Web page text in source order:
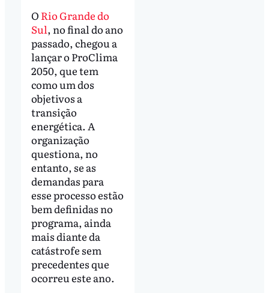
O Rio Grande do
Sul, no final do ano
passado, chegou a
lançar o ProClima
2050, que tem
como um dos
objetivos a
transição
energética. A
organização
questiona, no
entanto, se as
demandas para
esse processo estão
bem definidas no
programa, ainda
mais diante da
catástrofe sem
precedentes que
ocorreu este ano.